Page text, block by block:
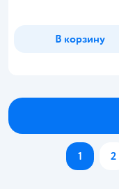
В корзину
1 2